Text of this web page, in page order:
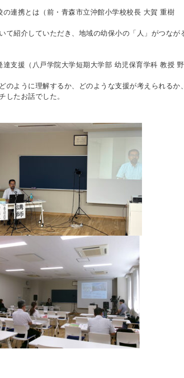
連携とは（前・青森市立沖館小学校校長 大賀 重樹
て紹介していただき、地域の幼保小の「人」がつなが
支援（八戸学院大学短期大学部 幼児保育学科 教授 野
のように理解するか、どのような支援が考えられるか、
したお話でした。